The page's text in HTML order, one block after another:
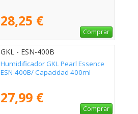
28,25 €
Comprar
GKL - ESN-400B
Humidificador GKL Pearl Essence
ESN-400B/ Capacidad 400ml
27,99 €
Comprar